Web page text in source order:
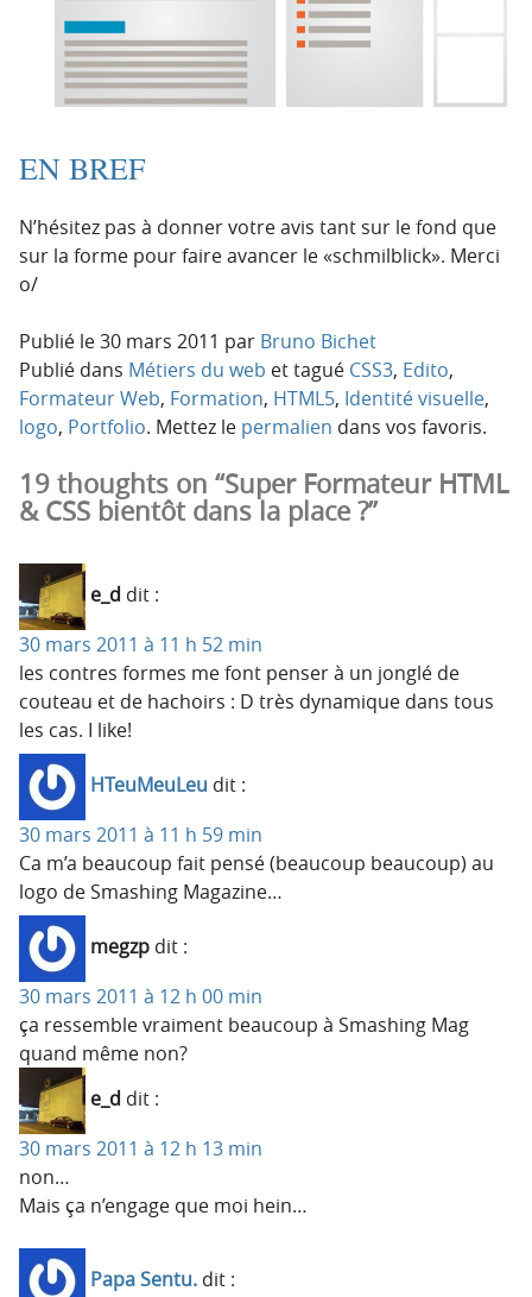
EN BREF
N’hésitez pas à donner votre avis tant sur le fond que
sur la forme pour faire avancer le «schmilblick». Merci
o/
Publié le30 mars 2011 par Bruno Bichet
Publié dans Métiers du web et tagué CSS3, Edito,
Formateur Web, Formation, HTML5, Identité visuelle,
logo, Portfolio. Mettez le permalien dans vos favoris.
19 thoughts on “Super Formateur HTML
& CSS bientôt dans la place ?”
e_d dit :
30 mars 2011 à 11 h 52 min
les contres formes me font penser à un jonglé de
couteau et de hachoirs : D très dynamique dans tous
les cas. I like!
HTeuMeuLeu dit :
30 mars 2011 à 11 h 59 min
Ca m’a beaucoup fait pensé (beaucoup beaucoup) au
logo de Smashing Magazine…
megzp dit :
30 mars 2011 à 12 h 00 min
ça ressemble vraiment beaucoup à Smashing Mag
quand même non?
e_d dit :
30 mars 2011 à 12 h 13 min
non…
Mais ça n’engage que moi hein…
Papa Sentu. dit :